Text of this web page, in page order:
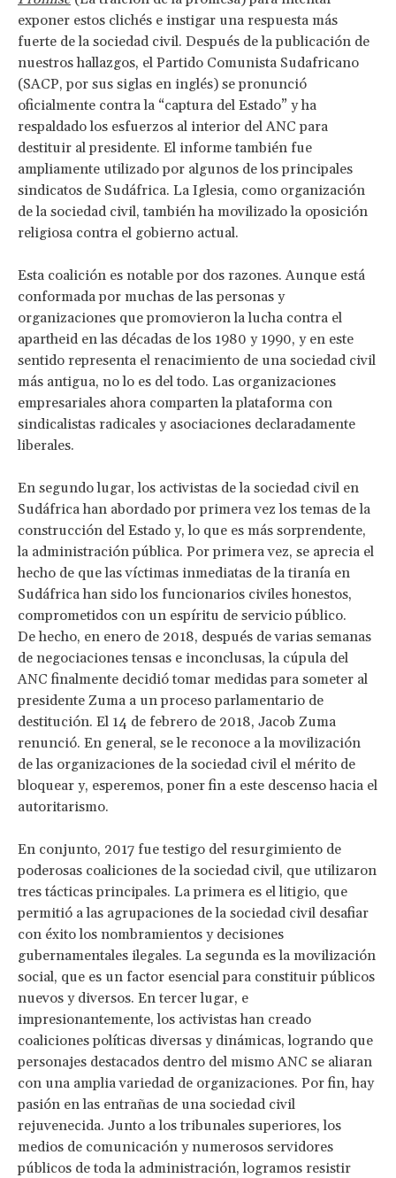
exponer estos clichés e instigar una respuesta más
fuerte de la sociedad civil. Después de la publicación de
nuestros hallazgos, el Partido Comunista Sudafricano
(SACP, por sus siglas en inglés) se pronunció
oficialmente contra la “captura del Estado” y ha
respaldado los esfuerzos al interior del ANC para
destituir al presidente. El informe también fue
ampliamente utilizado por algunos de los principales
sindicatos de Sudáfrica. La Iglesia, como organización
de la sociedad civil, también ha movilizado la oposición
religiosa contra el gobierno actual.
Esta coalición es notable por dos razones. Aunque está
conformada por muchas de las personas y
organizaciones que promovieron la lucha contra el
apartheid en las décadas de los 1980 y 1990, y en este
sentido representa el renacimiento de una sociedad civil
más antigua, no lo es del todo. Las organizaciones
empresariales ahora comparten la plataforma con
sindicalistas radicales y asociaciones declaradamente
liberales.
En segundo lugar, los activistas de la sociedad civil en
Sudáfrica han abordado por primera vez los temas de la
construcción del Estado y, lo que es más sorprendente,
la administración pública. Por primera vez, se aprecia el
hecho de que las víctimas inmediatas de la tiranía en
Sudáfrica han sido los funcionarios civiles honestos,
comprometidos con un espíritu de servicio público.
De hecho, en enero de 2018, después de varias semanas
de negociaciones tensas e inconclusas, la cúpula del
ANC finalmente decidió tomar medidas para someter al
presidente Zuma a un proceso parlamentario de
destitución. El 14 de febrero de 2018, Jacob Zuma
renunció. En general, se le reconoce a la movilización
de las organizaciones de la sociedad civil el mérito de
bloquear y, esperemos, poner fin a este descenso hacia el
autoritarismo.
En conjunto, 2017 fue testigo del resurgimiento de
poderosas coaliciones de la sociedad civil, que utilizaron
tres tácticas principales. La primera es el litigio, que
permitió a las agrupaciones de la sociedad civil desafiar
con éxito los nombramientos y decisiones
gubernamentales ilegales. La segunda es la movilización
social, que es un factor esencial para constituir públicos
nuevos y diversos. En tercer lugar, e
impresionantemente, los activistas han creado
coaliciones políticas diversas y dinámicas, logrando que
personajes destacados dentro del mismo ANC se aliaran
con una amplia variedad de organizaciones. Por fin, hay
pasión en las entrañas de una sociedad civil
rejuvenecida. Junto a los tribunales superiores, los
medios de comunicación y numerosos servidores
públicos de toda la administración, logramos resistir